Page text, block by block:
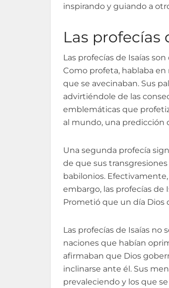
inspirando y guiando a
Las profecías
Las profecías de Isaías
Como profeta, hablaba
que se avecinaban. Sus
advirtiéndole de las
emblemáticas que
al mundo, una predicción
Una segunda profecía
de que sus
babilonios.
embargo, las profecías de
Prometió que un día Dios
Las profecías de Isaías no
naciones que habían
afirmaban que Dios
inclinarse ante él. Sus
prevaleciendo y los que